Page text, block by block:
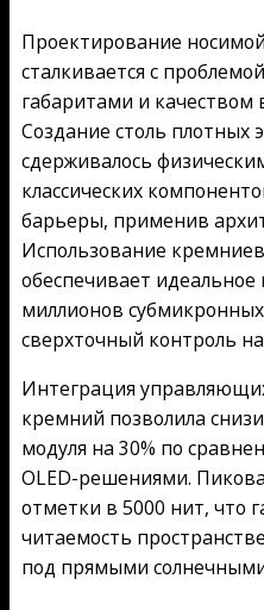
Проектирование
сталкивается с
габаритами и
Создание столь плотных
сдерживалось
классических
барьеры, применив
Использование
обеспечивает
миллионов
сверхточный контроль
Интеграция
кремний позволила
модуля на 30% по
OLED-решениями.
отметки в 5000 нит, что
читаемость
под прямыми